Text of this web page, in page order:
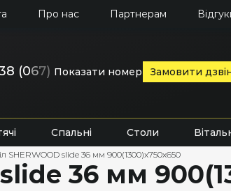
Про нас Партнерам
(067) Показати номер Замовити
Спальні Столи
SHERWOOD slide 36 мм 900(1300)х750х650
36 мм